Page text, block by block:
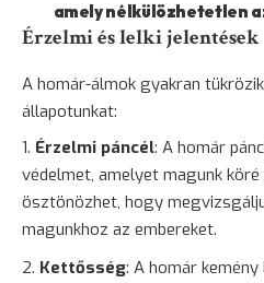
amely nélkülözhetetlen
Érzelmi és lelki jelentések
A homár-álmok gyakran
állapotunkat:
Érzelmi páncél: A homár
védelmet, amelyet magunk
ösztönözhet, hogy
magunkhoz az embereket.
Kettősség: A homár kemény